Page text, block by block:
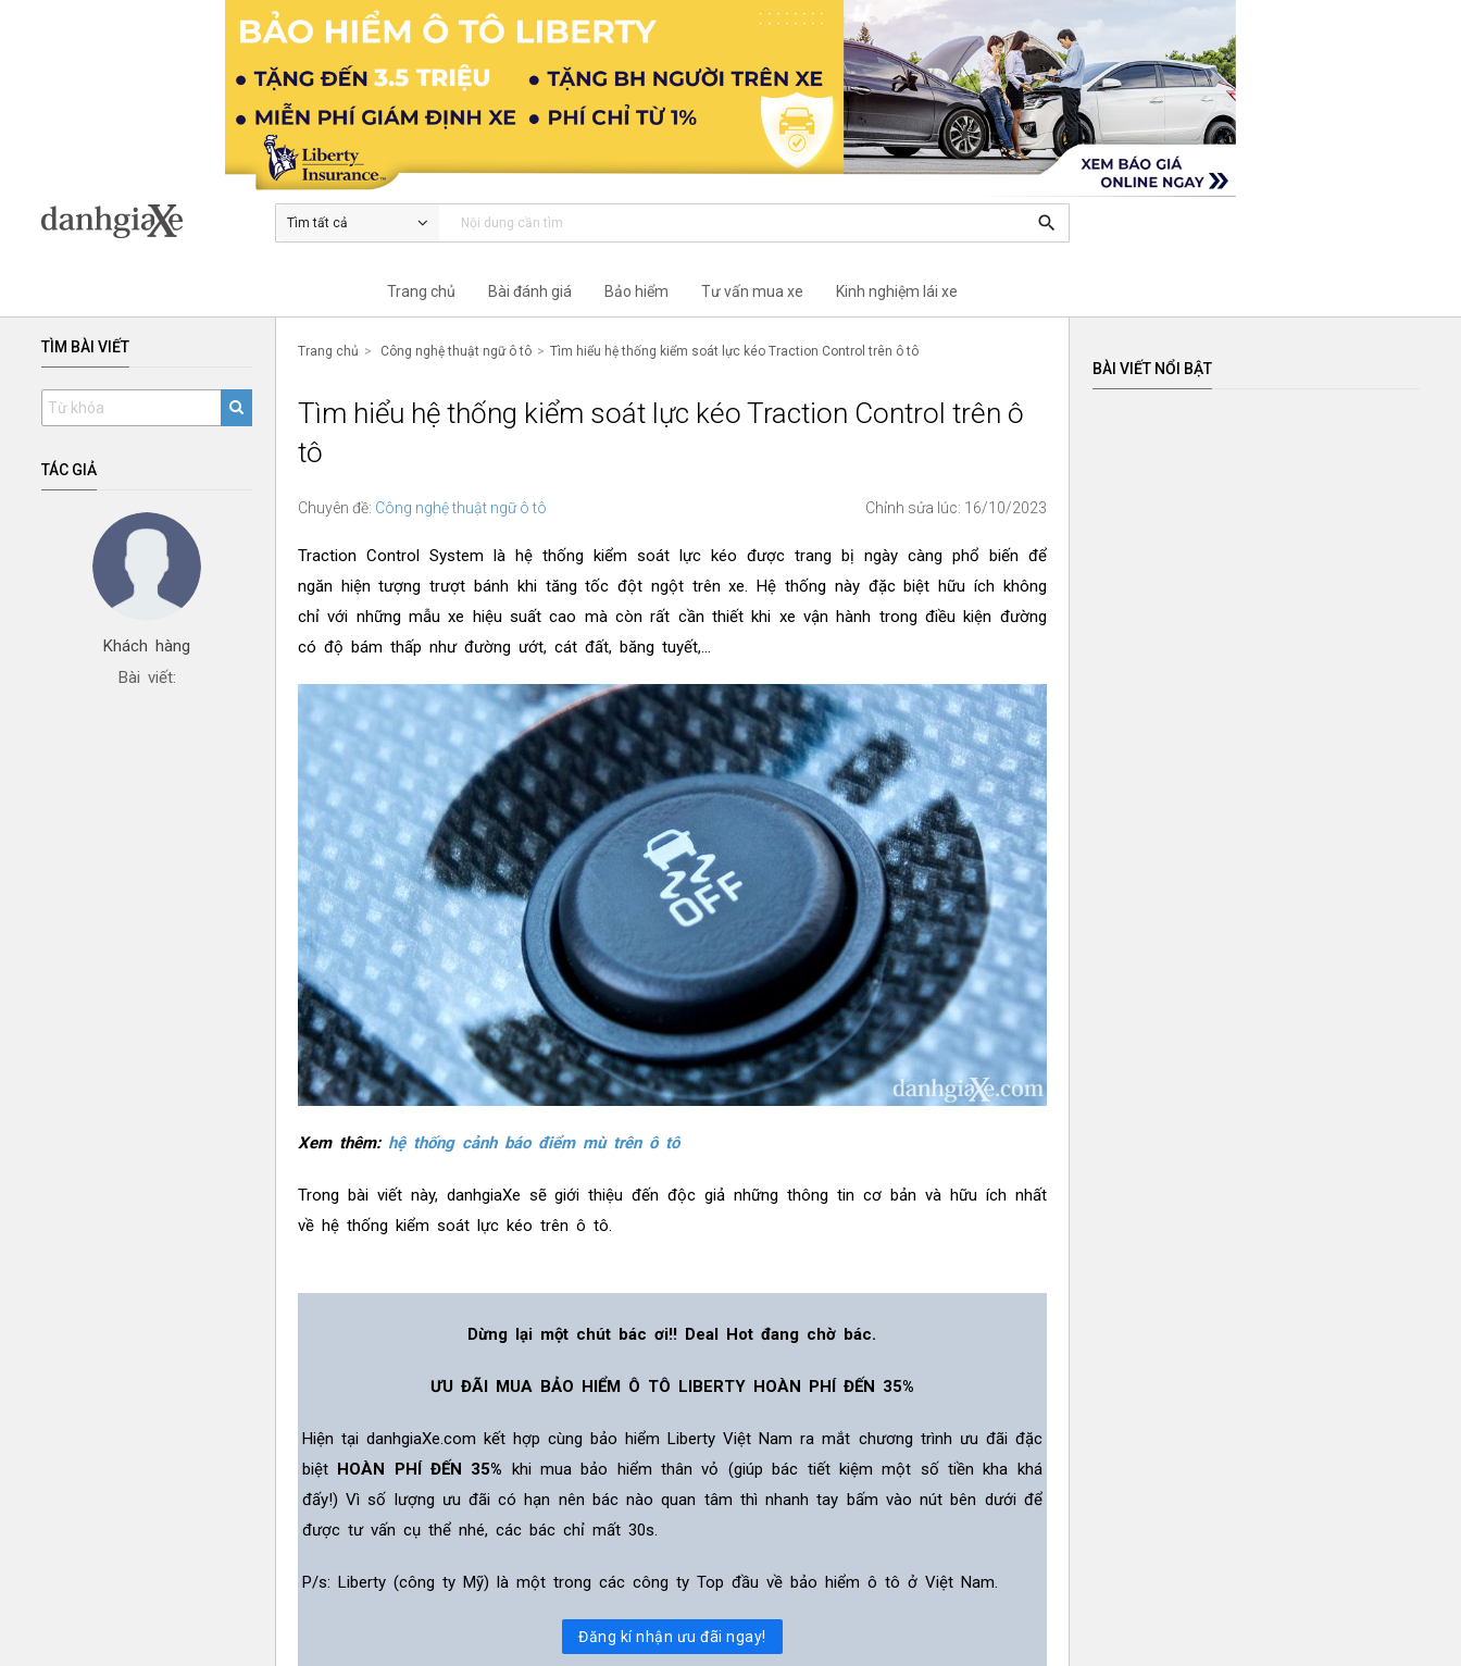
Tìm tất cả search
Trang chủ Bài đánh giá Bảo hiểm Tư vấn mua xe Kinh nghiệm lái xe
TÌM BÀI VIẾT
TÁC GIẢ
Khách hàng
Bài viết:
Trang chủ Công nghệ thuật ngữ ô tô Tìm hiểu hệ thống kiểm soát lực kéo Traction Control trên ô tô
Tìm hiểu hệ thống kiểm soát lực kéo Traction Control trên ô
tô
Chuyên đề: Công nghệ thuật ngữ ô tô Chỉnh sửa lúc: 16/10/2023
Traction Control System là hệ thống kiểm soát lực kéo được trang bị ngày càng phổ biến để
ngăn hiện tượng trượt bánh khi tăng tốc đột ngột trên xe. Hệ thống này đặc biệt hữu ích không
chỉ với những mẫu xe hiệu suất cao mà còn rất cần thiết khi xe vận hành trong điều kiện đường
có độ bám thấp như đường ướt, cát đất, băng tuyết,…
Xem thêm: hệ thống cảnh báo điểm mù trên ô tô
Trong bài viết này, danhgiaXe sẽ giới thiệu đến độc giả những thông tin cơ bản và hữu ích nhất
về hệ thống kiểm soát lực kéo trên ô tô.
Dừng lại một chút bác ơi!! Deal Hot đang chờ bác.
ƯU ĐÃI MUA BẢO HIỂM Ô TÔ LIBERTY HOÀN PHÍ ĐẾN 35%
Hiện tại danhgiaXe.com kết hợp cùng bảo hiểm Liberty Việt Nam ra mắt chương trình ưu đãi đặc
biệt HOÀN PHÍ ĐẾN 35% khi mua bảo hiểm thân vỏ (giúp bác tiết kiệm một số tiền kha khá
đấy!) Vì số lượng ưu đãi có hạn nên bác nào quan tâm thì nhanh tay bấm vào nút bên dưới để
được tư vấn cụ thể nhé, các bác chỉ mất 30s.
P/s: Liberty (công ty Mỹ) là một trong các công ty Top đầu về bảo hiểm ô tô ở Việt Nam.
Đăng kí nhận ưu đãi ngay!
BÀI VIẾT NỔI BẬT